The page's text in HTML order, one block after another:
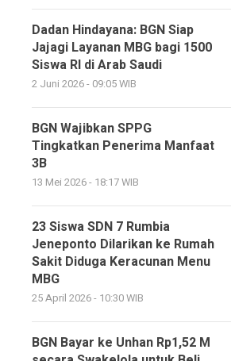
Dadan Hindayana: BGN Siap
Jajagi Layanan MBG bagi 1500
Siswa RI di Arab Saudi
2 Juni 2026 - 09:05 WIB
BGN Wajibkan SPPG
Tingkatkan Penerima Manfaat
3B
13 Mei 2026 - 18:17 WIB
23 Siswa SDN 7 Rumbia
Jeneponto Dilarikan ke Rumah
Sakit Diduga Keracunan Menu
MBG
25 April 2026 - 10:30 WIB
BGN Bayar ke Unhan Rp1,52 M